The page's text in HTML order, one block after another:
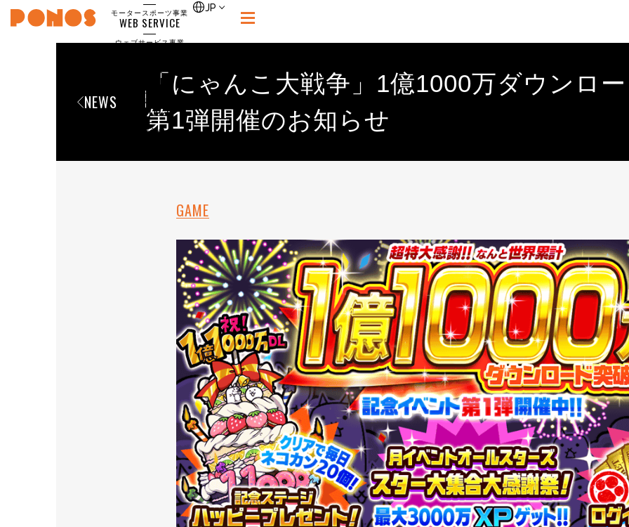
PONOS
モータースポーツ事業
WEB SERVICE
ウェブサービス事業
ニュース
RECRUIT
ポノス採用サイト
CONTACT
お問合せ
JP
NEWS
「にゃんこ大戦争」1億1000万ダウンロ
第1弾開催のお知らせ
GAME